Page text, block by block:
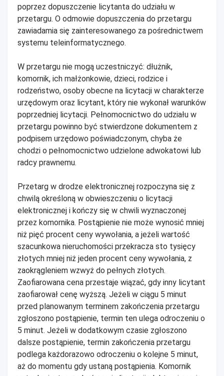
poprzez dopuszczenie licytanta do udziału w
przetargu. O odmowie dopuszczenia do przetargu
zawiadamia się zainteresowanego za pośrednictwem
systemu teleinformatycznego.
W przetargu nie mogą uczestniczyć: dłużnik,
komornik, ich małżonkowie, dzieci, rodzice i
rodzeństwo, osoby obecne na licytacji w charakterze
urzędowym oraz licytant, który nie wykonał warunków
poprzedniej licytacji. Pełnomocnictwo do udziału w
przetargu powinno być stwierdzone dokumentem z
podpisem urzędowo poświadczonym, chyba że
chodzi o pełnomocnictwo udzielone adwokatowi lub
radcy prawnemu.
Przetarg w drodze elektronicznej rozpoczyna się z
chwilą określoną w obwieszczeniu o licytacji
elektronicznej i kończy się w chwili wyznaczonej
przez komornika. Postąpienie nie może wynosić mniej
niż pięć procent ceny wywołania, a jeżeli wartość
szacunkowa nieruchomości przekracza sto tysięcy
złotych mniej niż jeden procent ceny wywołania, z
zaokrągleniem wzwyż do pełnych złotych.
Zaofiarowana cena przestaje wiązać, gdy inny licytant
zaofiarował cenę wyższą. Jeżeli w ciągu 5 minut
przed planowanym terminem zakończenia przetargu
zgłoszono postąpienie, termin ten ulega odroczeniu o
5 minut. Jeżeli w dodatkowym czasie zgłoszono
dalsze postąpienie, termin zakończenia przetargu
podlega każdorazowo odroczeniu o kolejne 5 minut,
aż do momentu gdy ustaną postąpienia. Komornik